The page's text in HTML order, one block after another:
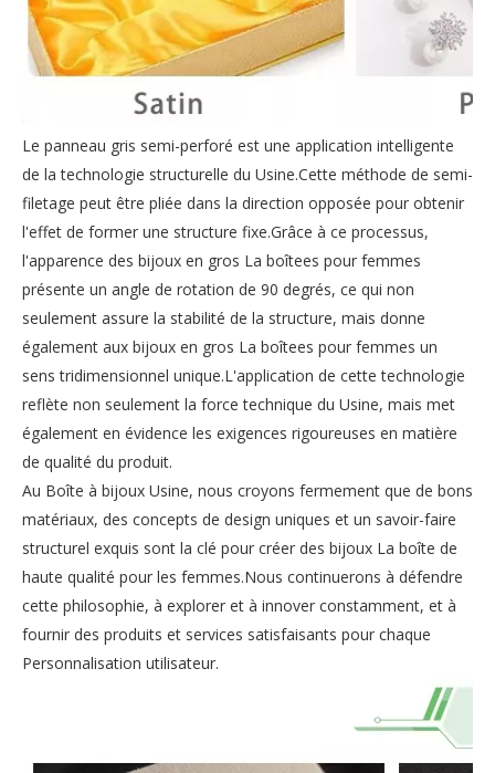
Le panneau gris semi-perforé est une application intelligente
de la technologie structurelle du Usine.Cette méthode de semi-
filetage peut être pliée dans la direction opposée pour obtenir
l'effet de former une structure fixe.Grâce à ce processus,
l'apparence des bijoux en gros La boîtees pour femmes
présente un angle de rotation de 90 degrés, ce qui non
seulement assure la stabilité de la structure, mais donne
également aux bijoux en gros La boîtees pour femmes un
sens tridimensionnel unique.L'application de cette technologie
reflète non seulement la force technique du Usine, mais met
également en évidence les exigences rigoureuses en matière
de qualité du produit.
Au Boîte à bijoux Usine, nous croyons fermement que de bons
matériaux, des concepts de design uniques et un savoir-faire
structurel exquis sont la clé pour créer des bijoux La boîte de
haute qualité pour les femmes.Nous continuerons à défendre
cette philosophie, à explorer et à innover constamment, et à
fournir des produits et services satisfaisants pour chaque
Personnalisation utilisateur.